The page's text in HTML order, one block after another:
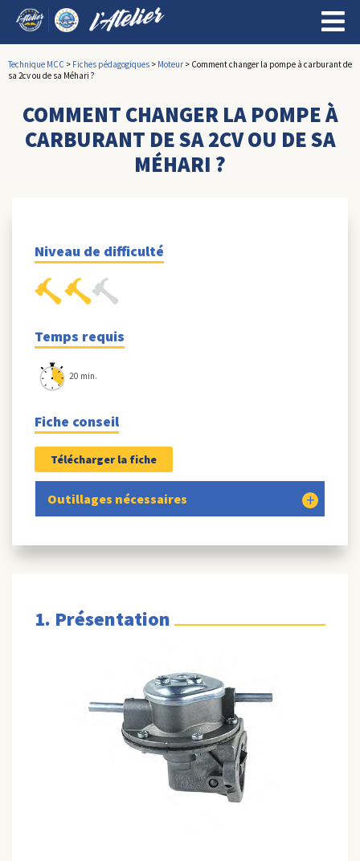
Technique MCC > Fiches pédagogiques > Moteur > Comment changer la pompe à carburant de
sa 2cv ou de sa Méhari ?
COMMENT CHANGER LA POMPE À
CARBURANT DE SA 2CV OU DE SA
MÉHARI ?
Niveau de difficulté
Temps requis
20 min.
Fiche conseil
Télécharger la fiche
Outillages nécessaires
1. Présentation